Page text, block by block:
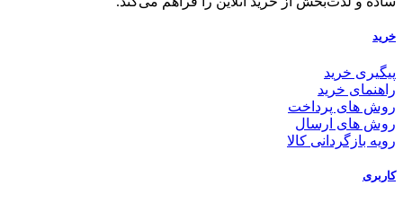
خرید
پیگیری خرید
راهنمای خرید
روش های پرداخت
روش های ارسال
رویه بازگردانی کالا
کاربری